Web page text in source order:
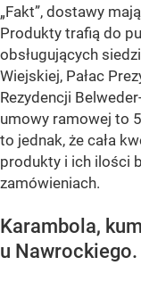
„Fakt”, dostawy
Produkty trafią do
obsługujących
Wiejskiej, Pałac
Rezydencji
umowy ramowej to
to jednak, że cała
produkty i ich ilości
zamówieniach.
Karambola,
u